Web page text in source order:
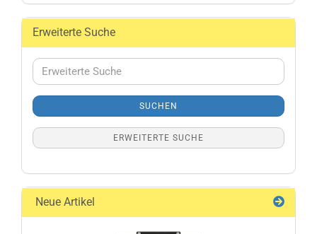
Erweiterte Suche
Erweiterte
Suche
SUCHEN
ERWEITERTE SUCHE
Neue Artikel